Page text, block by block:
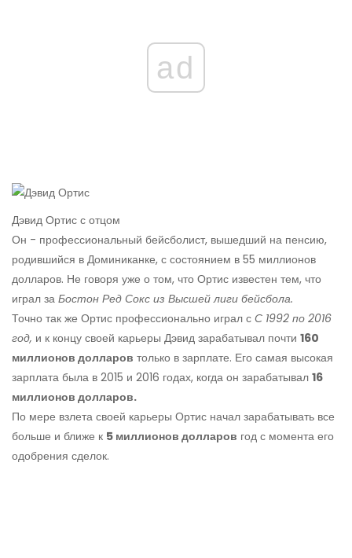
ad
Дэвид Ортис с отцом
Он - профессиональный бейсболист, вышедший на пенсию,
родившийся в Доминиканке, с состоянием в 55 миллионов
долларов. Не говоря уже о том, что Ортис известен тем, что
играл за Бостон Ред Сокс из Высшей лиги бейсбола.
Точно так же Ортис профессионально играл с С 1992 по 2016
год, и к концу своей карьеры Дэвид зарабатывал почти 160
миллионов долларов только в зарплате. Его самая высокая
зарплата была в 2015 и 2016 годах, когда он зарабатывал 16
миллионов долларов.
По мере взлета своей карьеры Ортис начал зарабатывать все
больше и ближе к 5 миллионов долларов год с момента его
одобрения сделок.